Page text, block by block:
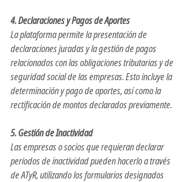
4. Declaraciones y Pagos de Aportes
La plataforma permite la presentación de
declaraciones juradas y la gestión de pagos
relacionados con las obligaciones tributarias y de
seguridad social de las empresas. Esto incluye la
determinación y pago de aportes, así como la
rectificación de montos declarados previamente. ​
5. Gestión de Inactividad
Las empresas o socios que requieran declarar
períodos de inactividad pueden hacerlo a través
de ATyR, utilizando los formularios designados